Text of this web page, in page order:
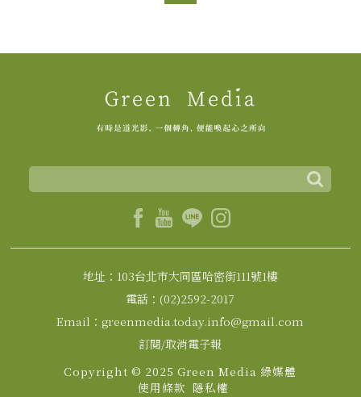
地址：103台北市大同區哈密街111號1樓
電話：(02)2592-2017
Email：greenmedia.today.info@gmail.com
訂閱/取消電子報
Copyright © 2025 Green Media 綠媒體
使用條款 隱私權